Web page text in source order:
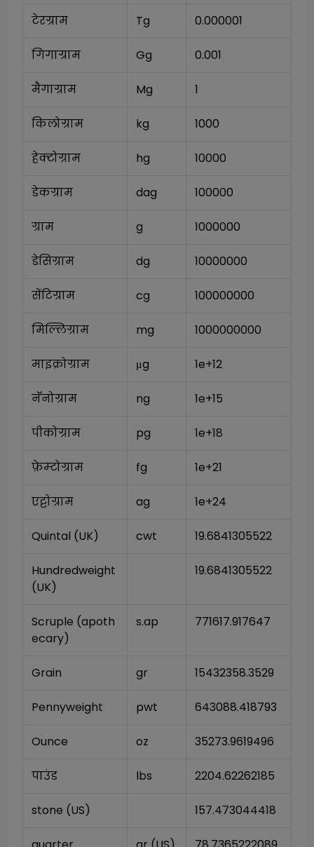
टेरग्राम Tg 0.000001
गिगाग्राम Gg 0.001
मैगाग्राम Mg 1
किलोग्राम kg 1000
हेक्टोग्राम hg 10000
डेकग्राम dag 100000
ग्राम g 1000000
डेसिग्राम dg 10000000
सेंटिग्राम cg 100000000
मिल्लिग्राम mg 1000000000
माइक्रोग्राम μg 1e+12
नॅनोग्राम ng 1e+15
पीकोग्राम pg 1e+18
फ़ेम्टोग्राम fg 1e+21
एट्टोग्राम ag 1e+24
Quintal (UK) cwt 19.6841305522
Hundredweight
(UK)
19.6841305522
Scruple (apoth
ecary)
s.ap 771617.917647
Grain gr 15432358.3529
Pennyweight pwt 643088.418793
Ounce oz 35273.9619496
पाउंड lbs 2204.62262185
stone (US) 157.473044418